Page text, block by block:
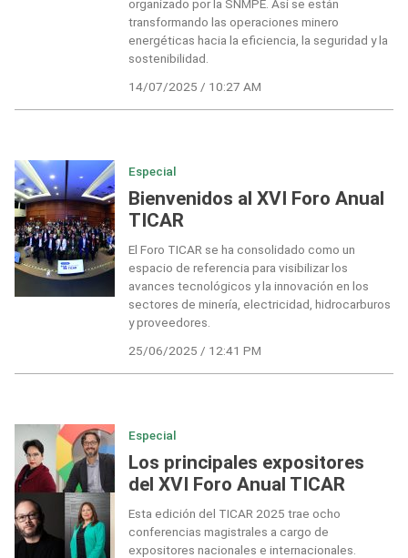
organizado por la SNMPE. Así se están
transformando las operaciones minero
energéticas hacia la eficiencia, la seguridad y la
sostenibilidad.
14/07/2025 / 10:27 AM
Especial
Bienvenidos al XVI Foro Anual
TICAR
El Foro TICAR se ha consolidado como un
espacio de referencia para visibilizar los
avances tecnológicos y la innovación en los
sectores de minería, electricidad, hidrocarburos
y proveedores.
25/06/2025 / 12:41 PM
Especial
Los principales expositores
del XVI Foro Anual TICAR
Esta edición del TICAR 2025 trae ocho
conferencias magistrales a cargo de
expositores nacionales e internacionales.